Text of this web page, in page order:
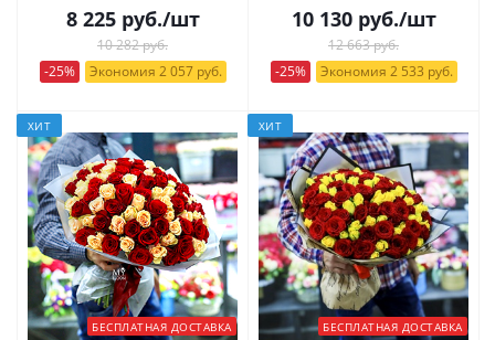
8 225руб./шт
10 282 руб.
-25%
Экономия 2 057 руб.
10 130руб./шт
12 663 руб.
-25%
Экономия 2 533 руб.
ХИТ
БЕСПЛАТНАЯ ДОСТАВКА
ХИТ
БЕСПЛАТНАЯ ДОСТАВКА